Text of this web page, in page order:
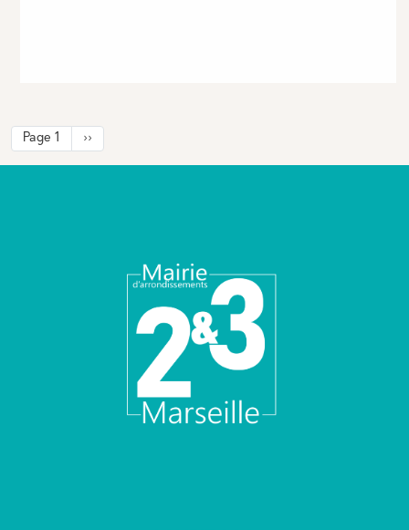
Pagination
Page 1 Page suivante
››